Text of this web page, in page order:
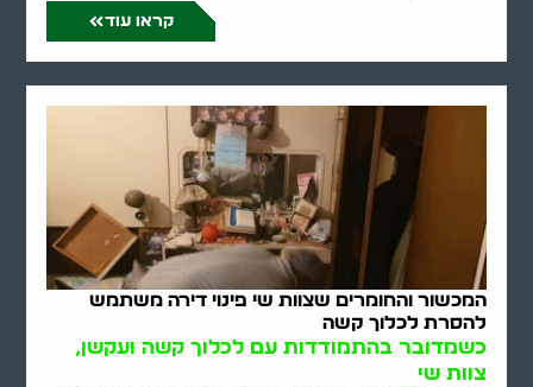
קראו עוד
המכשור והחומרים שצוות שי פינוי דירה משתמש
להסרת לכלוך קשה
כשמדובר בהתמודדות עם לכלוך קשה ועקשן,
צוות שי